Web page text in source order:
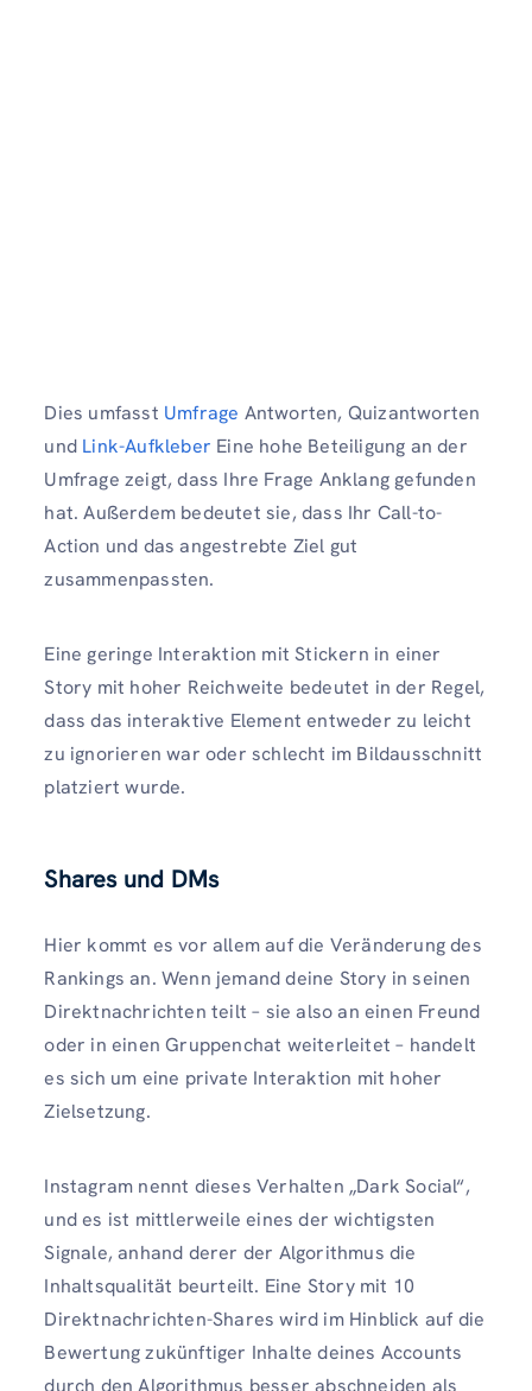
Dies umfasst Umfrage Antworten, Quizantworten
und Link-Aufkleber Eine hohe Beteiligung an der
Umfrage zeigt, dass Ihre Frage Anklang gefunden
hat. Außerdem bedeutet sie, dass Ihr Call-to-
Action und das angestrebte Ziel gut
zusammenpassten.
Eine geringe Interaktion mit Stickern in einer
Story mit hoher Reichweite bedeutet in der Regel,
dass das interaktive Element entweder zu leicht
zu ignorieren war oder schlecht im Bildausschnitt
platziert wurde.
Shares und DMs
Hier kommt es vor allem auf die Veränderung des
Rankings an. Wenn jemand deine Story in seinen
Direktnachrichten teilt – sie also an einen Freund
oder in einen Gruppenchat weiterleitet – handelt
es sich um eine private Interaktion mit hoher
Zielsetzung.
Instagram nennt dieses Verhalten „Dark Social“,
und es ist mittlerweile eines der wichtigsten
Signale, anhand derer der Algorithmus die
Inhaltsqualität beurteilt. Eine Story mit 10
Direktnachrichten-Shares wird im Hinblick auf die
Bewertung zukünftiger Inhalte deines Accounts
durch den Algorithmus besser abschneiden als